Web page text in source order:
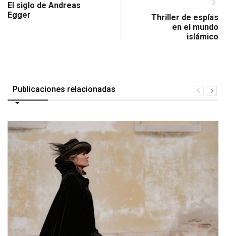
El siglo de Andreas
Egger
Thriller de espías
en el mundo
islámico
Publicaciones relacionadas